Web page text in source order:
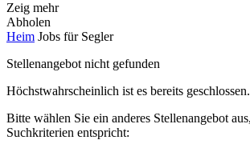
Zeig mehr
Abholen
Heim Jobs für Segler
Stellenangebot nicht gefunden
Höchstwahrscheinlich ist es bereits geschlossen.
Bitte wählen Sie ein anderes Stellenangebot
Suchkriterien entspricht: